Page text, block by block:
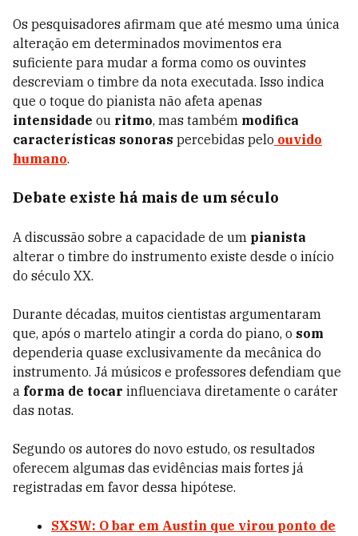
Os pesquisadores afirmam que até mesmo uma única
alteração em determinados movimentos era
suficiente para mudar a forma como os ouvintes
descreviam o timbre da nota executada. Isso indica
que o toque do pianista não afeta apenas
intensidade ou ritmo, mas também modifica
características sonoras percebidas pelo ouvido
humano.
Debate existe há mais de um século
A discussão sobre a capacidade de um pianista
alterar o timbre do instrumento existe desde o início
do século XX.
Durante décadas, muitos cientistas argumentaram
que, após o martelo atingir a corda do piano, o som
dependeria quase exclusivamente da mecânica do
instrumento. Já músicos e professores defendiam que
a forma de tocar influenciava diretamente o caráter
das notas.
Segundo os autores do novo estudo, os resultados
oferecem algumas das evidências mais fortes já
registradas em favor dessa hipótese.
SXSW: O bar em Austin que virou ponto de